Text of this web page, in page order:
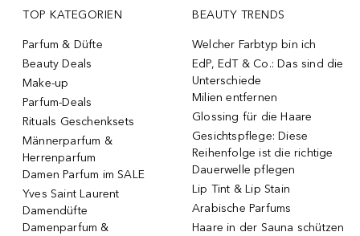
TOP KATEGORIEN
Parfum & Düfte
Beauty Deals
Make-up
Parfum-Deals
Rituals Geschenksets
Männerparfum &
Herrenparfum
Damen Parfum im SALE
Yves Saint Laurent
Damendüfte
Damenparfum &
BEAUTY TRENDS
Welcher Farbtyp bin ich
EdP, EdT & Co.: Das sind die
Unterschiede
Milien entfernen
Glossing für die Haare
Gesichtspflege: Diese
Reihenfolge ist die richtige
Dauerwelle pflegen
Lip Tint & Lip Stain
Arabische Parfums
Haare in der Sauna schützen